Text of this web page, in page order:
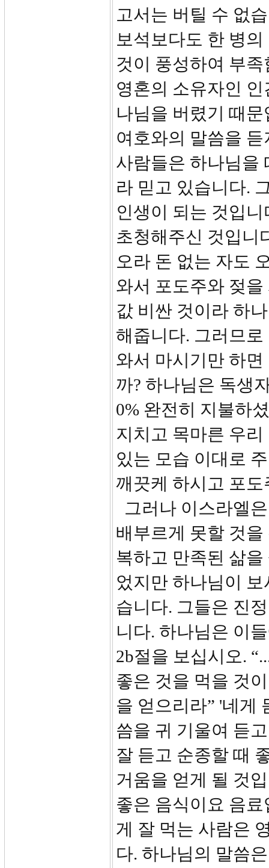
고서는 버틸 수 없
보석보다도 한 병
것이 풍성하여 부
영혼의 소유자인
나님을 버렸기 때
여호와의 말씀을
사람들은 하나님을
라 믿고 있습니다.
인생이 되는 것입
초청해주신 것입니
오라 돈 없는 자도
와서 포도주와 젖
값 비싼 것이라 하
해줍니다. 그러므
와서 마시기만 하
까? 하나님은 독생
0% 완전히 지불하
지치고 목마른 우
있는 모습 이대로
깨끗케 하시고 포
그러나 이스라엘
배부르게 못할 것
복하고 만족된 삶
었지만 하나님이
습니다. 그들은 진
니다. 하나님은 이
2b절을 보십시오.
좋은 것을 먹을 것
을 얻으리라” '네게
씀을 귀 기울여 듣
잘 듣고 순종할 때
거움을 얻게 될 것
좋은 음식이요 음
게 잘 먹는 사람은
다. 하나님의 말씀